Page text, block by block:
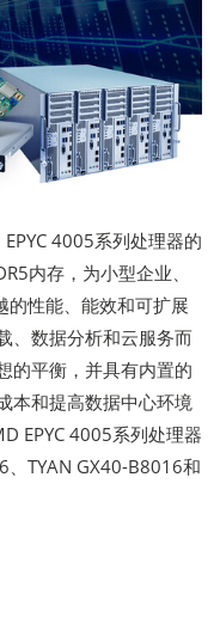
4005系列处理器的
内存，为小型企业、
的性能、能效和可扩展
、数据分析和云服务而
的平衡，并具有内置的
本和提高数据中心环境
EPYC 4005系列处理器
、TYAN GX40-B8016和